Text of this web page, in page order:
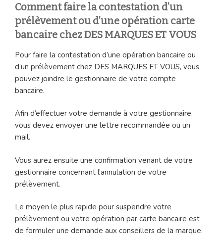
Comment faire la contestation d’un
prélèvement ou d’une opération carte
bancaire chez DES MARQUES ET VOUS
Pour faire la contestation d’une opération bancaire ou
d’un prélèvement chez DES MARQUES ET VOUS, vous
pouvez joindre le gestionnaire de votre compte
bancaire.
Afin d’effectuer votre demande à votre gestionnaire,
vous devez envoyer une lettre recommandée ou un
mail.
Vous aurez ensuite une confirmation venant de votre
gestionnaire concernant l’annulation de votre
prélèvement.
Le moyen le plus rapide pour suspendre votre
prélèvement ou votre opération par carte bancaire est
de formuler une demande aux conseillers de la marque.